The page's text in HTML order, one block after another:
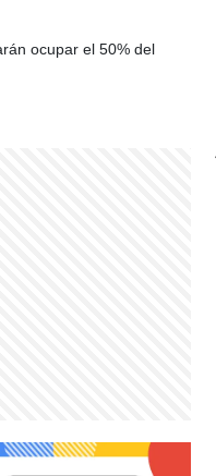
ocupar el 50% del